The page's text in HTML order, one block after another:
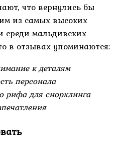
что вернулись бы
из самых высоких
среди мальдивских
в отзывах упоминаются:
к деталям
персонала
рифа для снорклинга